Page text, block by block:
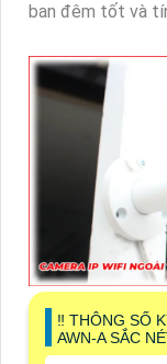
ban đêm tốt và
‼️ THÔNG SỐ
AWN-A SẮC